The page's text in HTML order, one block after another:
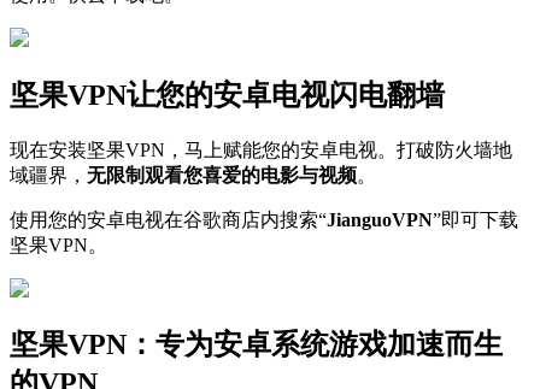
坚果VPN让您的安卓电视闪电翻墙
现在安装坚果VPN，马上赋能您的安卓电视。打破防火墙地
域疆界， 无限制观看您喜爱的电影与视频。
使用您的安卓电视在谷歌商店内搜索“JianguoVPN”即可下载
坚果VPN。
坚果VPN：专为安卓系统游戏加速而生